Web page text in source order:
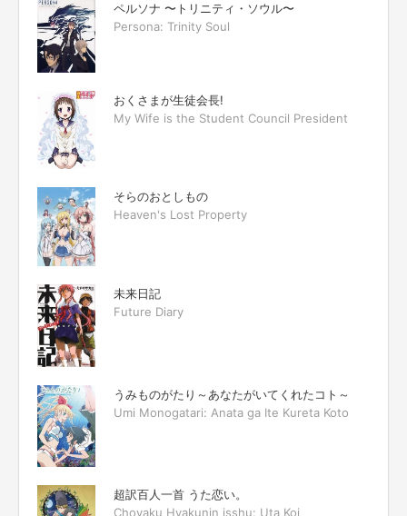
ペルソナ 〜トリニティ・ソウル〜
Persona: Trinity Soul
おくさまが生徒会長!
My Wife is the Student Council President
そらのおとしもの
Heaven's Lost Property
未来日記
Future Diary
うみものがたり～あなたがいてくれたコト～
Umi Monogatari: Anata ga Ite Kureta Koto
超訳百人一首 うた恋い。
Choyaku Hyakunin isshu: Uta Koi